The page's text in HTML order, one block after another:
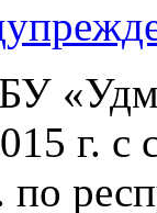
г.
по